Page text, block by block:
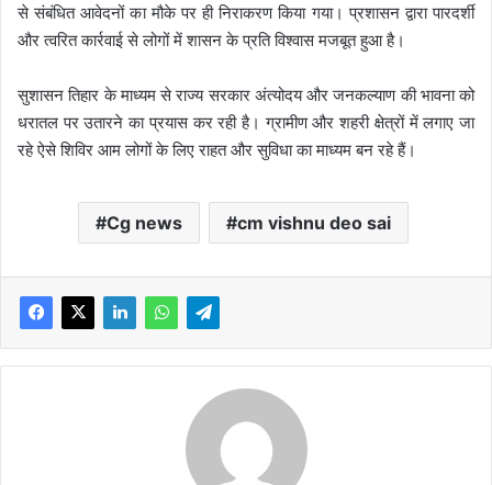
से संबंधित आवेदनों का मौके पर ही निराकरण किया गया। प्रशासन द्वारा पारदर्शी
और त्वरित कार्रवाई से लोगों में शासन के प्रति विश्वास मजबूत हुआ है।
सुशासन तिहार के माध्यम से राज्य सरकार अंत्योदय और जनकल्याण की भावना को
धरातल पर उतारने का प्रयास कर रही है। ग्रामीण और शहरी क्षेत्रों में लगाए जा
रहे ऐसे शिविर आम लोगों के लिए राहत और सुविधा का माध्यम बन रहे हैं।
Cg news cm vishnu deo sai